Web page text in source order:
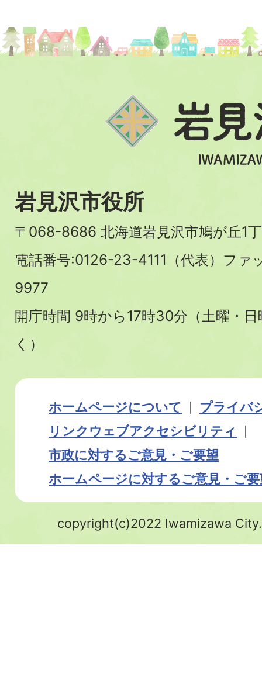
岩見沢市役所
〒068-8686 北海道岩見沢市鳩が丘1
電話番号:0126-23-4111（代表）フ
9977
開庁時間 9時から17時30分（土曜・
く）
ホームページについて
プライバ
リンク ウェブアクセシビリティ
市政に対するご意見・ご要望
ホームページに対するご意見・ご
copyright(c)2022 Iwamizawa